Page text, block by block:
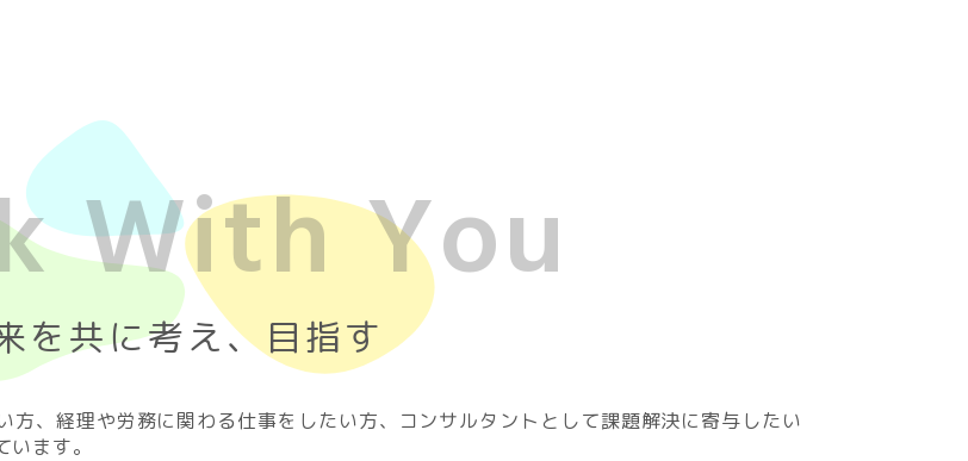
With You
を共に考え、目指す
方、経理や労務に関わる仕事をしたい方、コンサルタントとして課題解決に寄与したい
ます。